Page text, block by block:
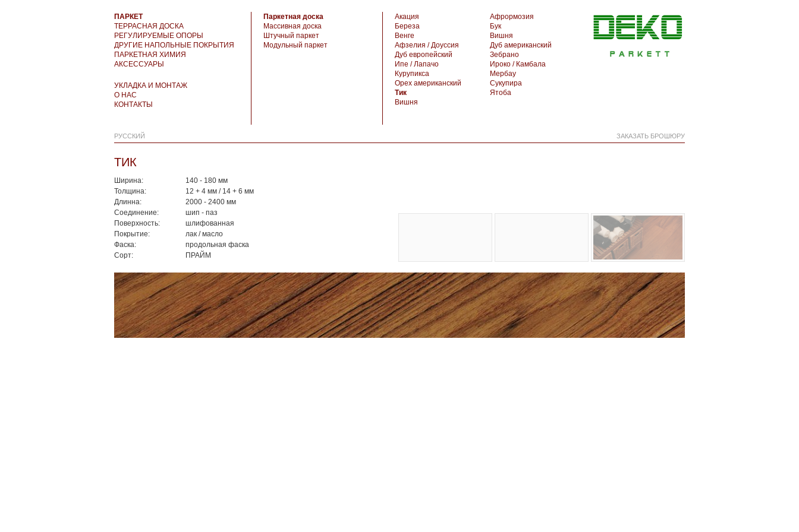
ПАРКЕТ Паркетная доска Акация
Афрормозия
Береза
Бук
Венге
Вишня
Афзелия / Доуссия
Дуб американский
Дуб европейский
Зебрано
Ипе / Лапачо
Ироко / Камбала
Курупикса
Мербау
Орех американский
Сукупира
Тик
Ятоба
Вишня
Массивная доска
Штучный паркет
Модульный паркет
ТЕРРАСНАЯ ДОСКА
РЕГУЛИРУЕМЫЕ ОПОРЫ
ДРУГИЕ НАПОЛЬНЫЕ ПОКРЫТИЯ
ПАРКЕТНАЯ ХИМИЯ
АКСЕССУАРЫ
УКЛАДКА И МОНТАЖ
О НАС
КОНТАКТЫ
РУССКИЙ ЗАКАЗАТЬ БРОШЮРУ
ТИК
Ширина:
140 - 180 мм
Толщина:
12 + 4 мм / 14 + 6 мм
Длинна:
2000 - 2400 мм
Соединение:
шип - паз
Поверхность:
шлифованная
Покрытие:
лак / масло
Фаска:
продольная фаска
Сорт:
ПРАЙМ